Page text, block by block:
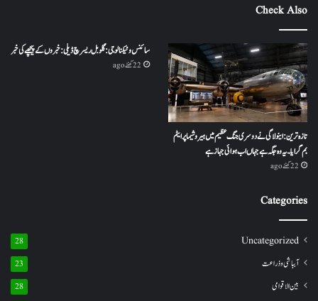
Check Also
تازہ ترین: اینولا گی نے دوسری جنگ عظیم میں ہیروشیما پر ایٹم
بم گرایا ۔ یہ وہ جگہ ہے جہاں اب ہوائی جہاز ہے
22 گھنٹے ago
سائنس و ٹیکنالوجی: گلوبل ریسرچ ڈیلی: خبروں کے پیچھے کی خبر
22 گھنٹے ago
Categories
Uncategorized
28
آبباشی وذراعت 23
بین الاقوامی 28